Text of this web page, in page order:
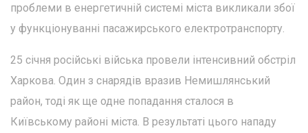
проблеми в енергетичній системі міста викликали збої
у функціонуванні пасажирського електротранспорту.
25 січня російські війська провели інтенсивний обстріл
Харкова. Один з снарядів вразив Немишлянський
район, тоді як ще одне попадання сталося в
Київському районі міста. В результаті цього нападу